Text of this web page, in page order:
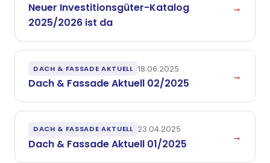
Neuer Investitionsgüter-Katalog
2025/2026 ist da
→
DACH & FASSADE AKTUELL 18.06.2025
Dach & Fassade Aktuell 02/2025
→
DACH & FASSADE AKTUELL 23.04.2025
Dach & Fassade Aktuell 01/2025
→